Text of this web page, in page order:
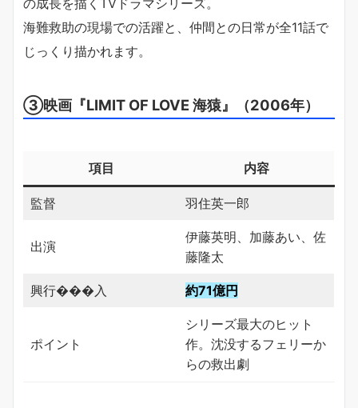
海難救助の現場での活躍と、仲間との日常が全11話で
じっくり描かれます。
③映画『LIMIT OF LOVE 海猿』（2006年）
項目 内容
監督 羽住英一郎
出演
伊藤英明、加藤あい、佐
藤隆太
興行���入 約71億円
ポイント
シリーズ最大のヒット
作。沈没するフェリーか
らの救出劇